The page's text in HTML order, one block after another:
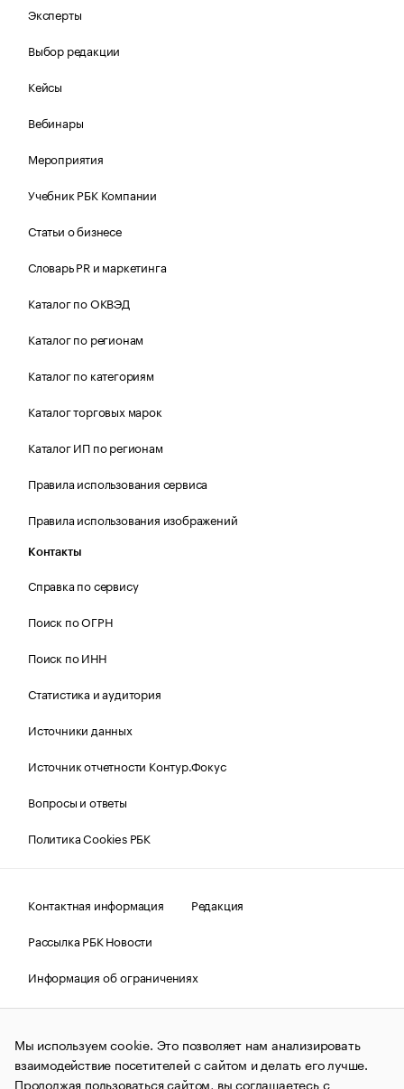
Эксперты
Выбор редакции
Кейсы
Вебинары
Мероприятия
Учебник РБК Компании
Статьи о бизнесе
Словарь PR и маркетинга
Каталог по ОКВЭД
Каталог по регионам
Каталог по категориям
Каталог торговых марок
Каталог ИП по регионам
Правила использования сервиса
Правила использования изображений
Контакты
Справка по сервису
Поиск по ОГРН
Поиск по ИНН
Статистика и аудитория
Источники данных
Источник отчетности Контур.Фокус
Вопросы и ответы
Политика Cookies РБК
Контактная информация
Редакция
Рассылка РБК Новости
Информация об ограничениях
Правовая информация
О соблюдении авторских прав
© АО «РОСБИЗНЕСКОНСАЛТИНГ»,1995–2026.Сообщения
и материалы информационного агентства «РБК»
(зарегистрировано Федеральной службой по надзору в сфере
Мы используем cookie. Это позволяет нам анализировать
взаимодействие посетителей с сайтом и делать его лучше.
Продолжая пользоваться сайтом, вы соглашаетесь с